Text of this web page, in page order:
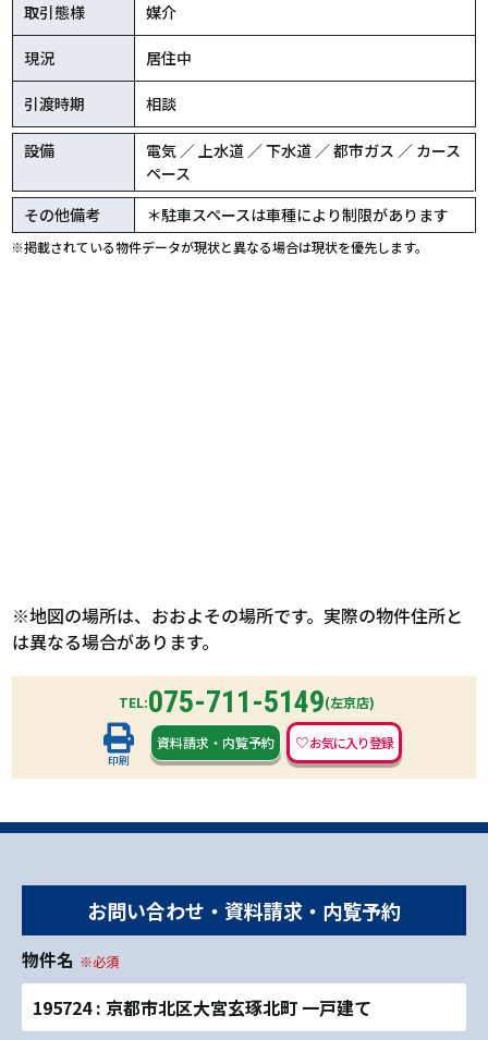
取引態様 媒介
現況 居住中
引渡時期 相談
設備
電気 ／ 上水道 ／ 下水道 ／ 都市ガス ／ カース
ペース
その他備考
＊駐車スペースは車種により制限があります
※掲載されている物件データが現状と異なる場合は現状を優先します。
※地図の場所は、おおよその場所です。実際の物件住所と
は異なる場合があります。
TEL:075-711-5149(左京店)
印刷
資料請求 ・ 内覧予約
お問い合わせ・資料請求・内覧予約
物件名 ※必須
195724 : 京都市北区大宮玄琢北町 一戸建て